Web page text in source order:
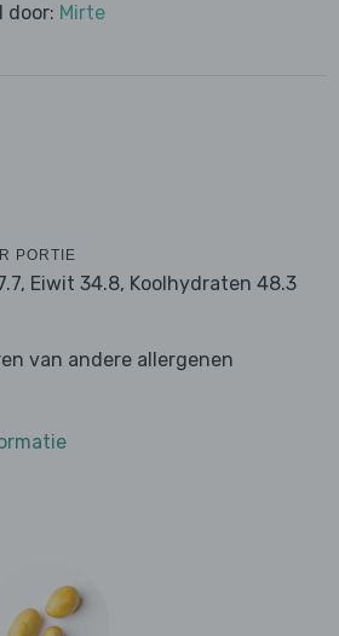
door: Mirte
PORTIE
Eiwit 34.8, Koolhydraten 48.3
van andere allergenen